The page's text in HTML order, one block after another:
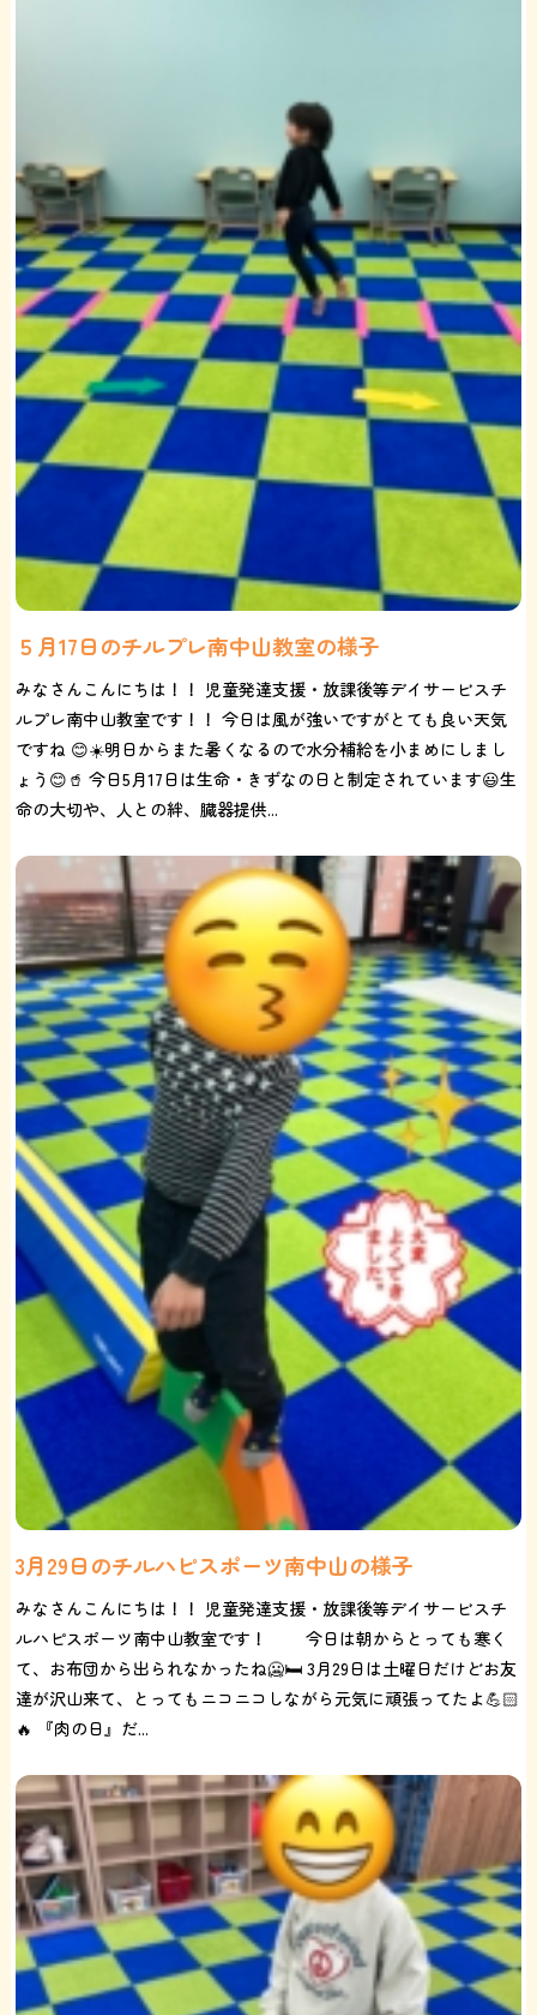
５月17日のチルプレ南中山教室の様子
みなさんこんにちは！！ 児童発達支援・放課後等デイサービスチ
ルプレ南中山教室です！！ 今日は風が強いですがとても良い天気
ですね 😊☀️明日からまた暑くなるので水分補給を小まめにしまし
ょう😊🥤 今日5月17日は生命・きずなの日と制定されています😃生
命の大切や、人との絆、臓器提供...
3月29日のチルハピスポーツ南中山の様子
みなさんこんにちは！！ 児童発達支援・放課後等デイサービスチ
ルハピスポーツ南中山教室です！ 今日は朝からとっても寒く
て、お布団から出られなかったね🥶🛏️ 3月29日は土曜日だけどお友
達が沢山来て、とってもニコニコしながら元気に頑張ってたよ💪🏻
🔥 『肉の日』だ...